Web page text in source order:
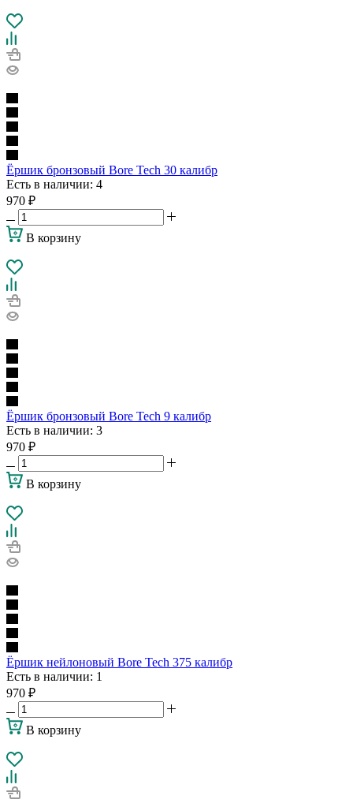
Ёршик бронзовый Bore Tech 30 калибр
Есть в наличии: 4
970 ₽
В корзину
Ёршик бронзовый Bore Tech 9 калибр
Есть в наличии: 3
970 ₽
В корзину
Ёршик нейлоновый Bore Tech 375 калибр
Есть в наличии: 1
970 ₽
В корзину